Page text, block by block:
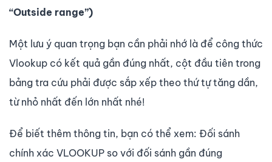
“Outside range”)
Một lưu ý quan trọng bạn cần phải nhớ là để công thức
Vlookup có kết quả gần đúng nhất, cột đầu tiên trong
bảng tra cứu phải được sắp xếp theo thứ tự tăng dần,
từ nhỏ nhất đến lớn nhất nhé!
Để biết thêm thông tin, bạn có thể xem: Đối sánh
chính xác VLOOKUP so với đối sánh gần đúng